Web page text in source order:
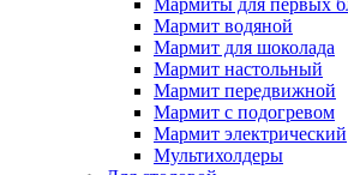
Мармиты для первых
Мармит водяной
Мармит для шоколада
Мармит настольный
Мармит передвижной
Мармит с подогревом
Мармит электрический
Мультихолдеры